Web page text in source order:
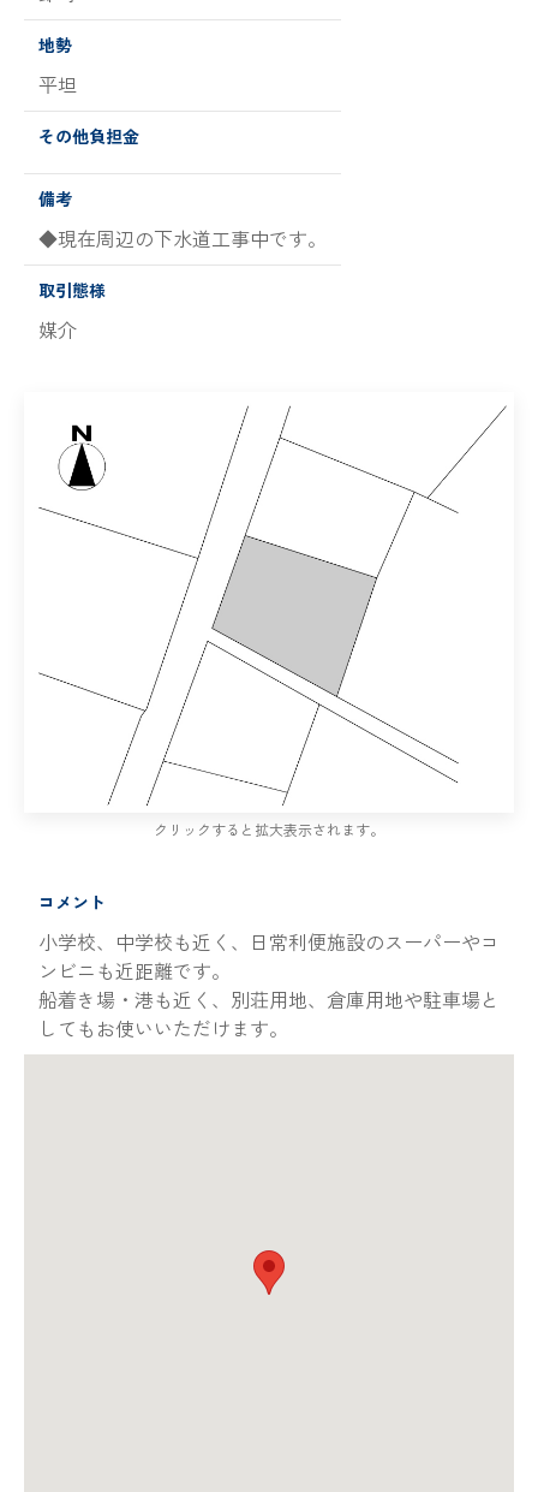
地勢
平坦
その他負担金
備考
◆現在周辺の下水道工事中です。
取引態様
媒介
クリックすると拡大表示されます。
コメント
小学校、中学校も近く、日常利便施設のスーパーやコ
ンビニも近距離です。
船着き場・港も近く、別荘用地、倉庫用地や駐車場と
してもお使いいただけます。